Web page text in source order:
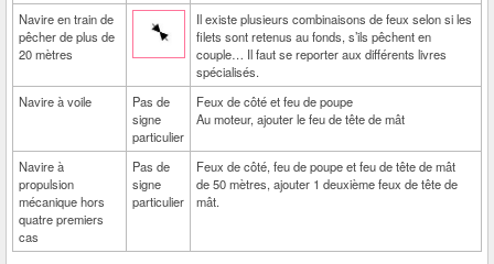
Navire en train de
pêcher de plus de
20 mètres
Il existe plusieurs combinaisons de feux selon si les
filets sont retenus au fonds, s’ils pêchent en
couple… Il faut se reporter aux différents livres
spécialisés.
Navire à voile
Pas de
signe
particulier
Feux de côté et feu de poupe
Au moteur, ajouter le feu de tête de mât
Navire à
propulsion
mécanique hors
quatre premiers
cas
Pas de
signe
particulier
Feux de côté, feu de poupe et feu de tête de mât
de 50 mètres, ajouter 1 deuxième feux de tête de
mât.